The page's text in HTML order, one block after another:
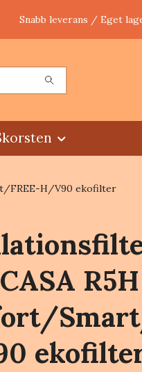
Snabb leverans / Eget
FREE-H/V90 ekofilter
R5H